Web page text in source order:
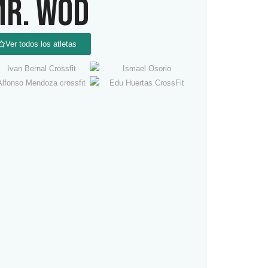
WOD
Ver todos los atletas